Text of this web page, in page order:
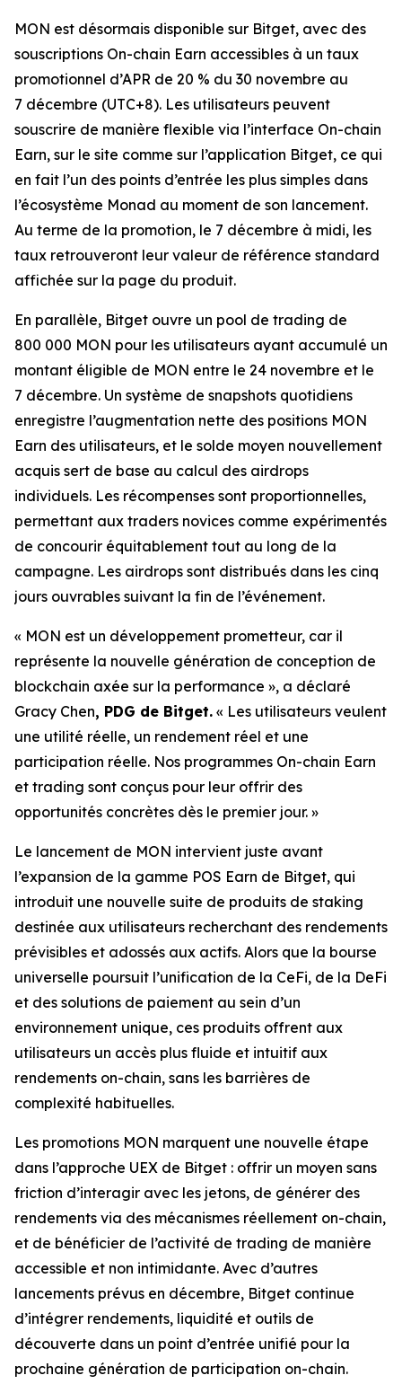
MON est désormais disponible sur Bitget, avec des
souscriptions On-chain Earn accessibles à un taux
promotionnel d’APR de 20 % du 30 novembre au
7 décembre (UTC+8). Les utilisateurs peuvent
souscrire de manière flexible via l’interface On-chain
Earn, sur le site comme sur l’application Bitget, ce qui
en fait l’un des points d’entrée les plus simples dans
l’écosystème Monad au moment de son lancement.
Au terme de la promotion, le 7 décembre à midi, les
taux retrouveront leur valeur de référence standard
affichée sur la page du produit.
En parallèle, Bitget ouvre un pool de trading de
800 000 MON pour les utilisateurs ayant accumulé un
montant éligible de MON entre le 24 novembre et le
7 décembre. Un système de snapshots quotidiens
enregistre l’augmentation nette des positions MON
Earn des utilisateurs, et le solde moyen nouvellement
acquis sert de base au calcul des airdrops
individuels. Les récompenses sont proportionnelles,
permettant aux traders novices comme expérimentés
de concourir équitablement tout au long de la
campagne. Les airdrops sont distribués dans les cinq
jours ouvrables suivant la fin de l’événement.
« MON est un développement prometteur, car il
représente la nouvelle génération de conception de
blockchain axée sur la performance », a déclaré
Gracy Chen, PDG de Bitget. « Les utilisateurs veulent
une utilité réelle, un rendement réel et une
participation réelle. Nos programmes On-chain Earn
et trading sont conçus pour leur offrir des
opportunités concrètes dès le premier jour. »
Le lancement de MON intervient juste avant
l’expansion de la gamme POS Earn de Bitget, qui
introduit une nouvelle suite de produits de staking
destinée aux utilisateurs recherchant des rendements
prévisibles et adossés aux actifs. Alors que la bourse
universelle poursuit l’unification de la CeFi, de la DeFi
et des solutions de paiement au sein d’un
environnement unique, ces produits offrent aux
utilisateurs un accès plus fluide et intuitif aux
rendements on-chain, sans les barrières de
complexité habituelles.
Les promotions MON marquent une nouvelle étape
dans l’approche UEX de Bitget : offrir un moyen sans
friction d’interagir avec les jetons, de générer des
rendements via des mécanismes réellement on-chain,
et de bénéficier de l’activité de trading de manière
accessible et non intimidante. Avec d’autres
lancements prévus en décembre, Bitget continue
d’intégrer rendements, liquidité et outils de
découverte dans un point d’entrée unifié pour la
prochaine génération de participation on-chain.